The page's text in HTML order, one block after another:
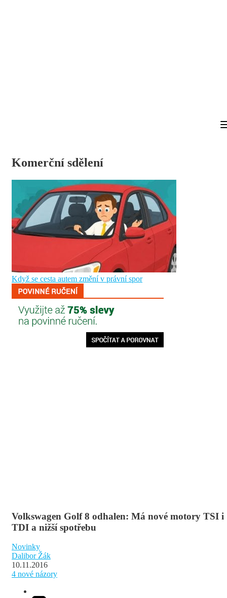
Volkswagen Golf 8 odhalen: Má nové motory TSI i
TDI a nižší spotřebu
Novinky
Dalibor Žák
10.11.2016
4 nové názory
Komerční sdělení
Když se cesta autem změní v právní spor